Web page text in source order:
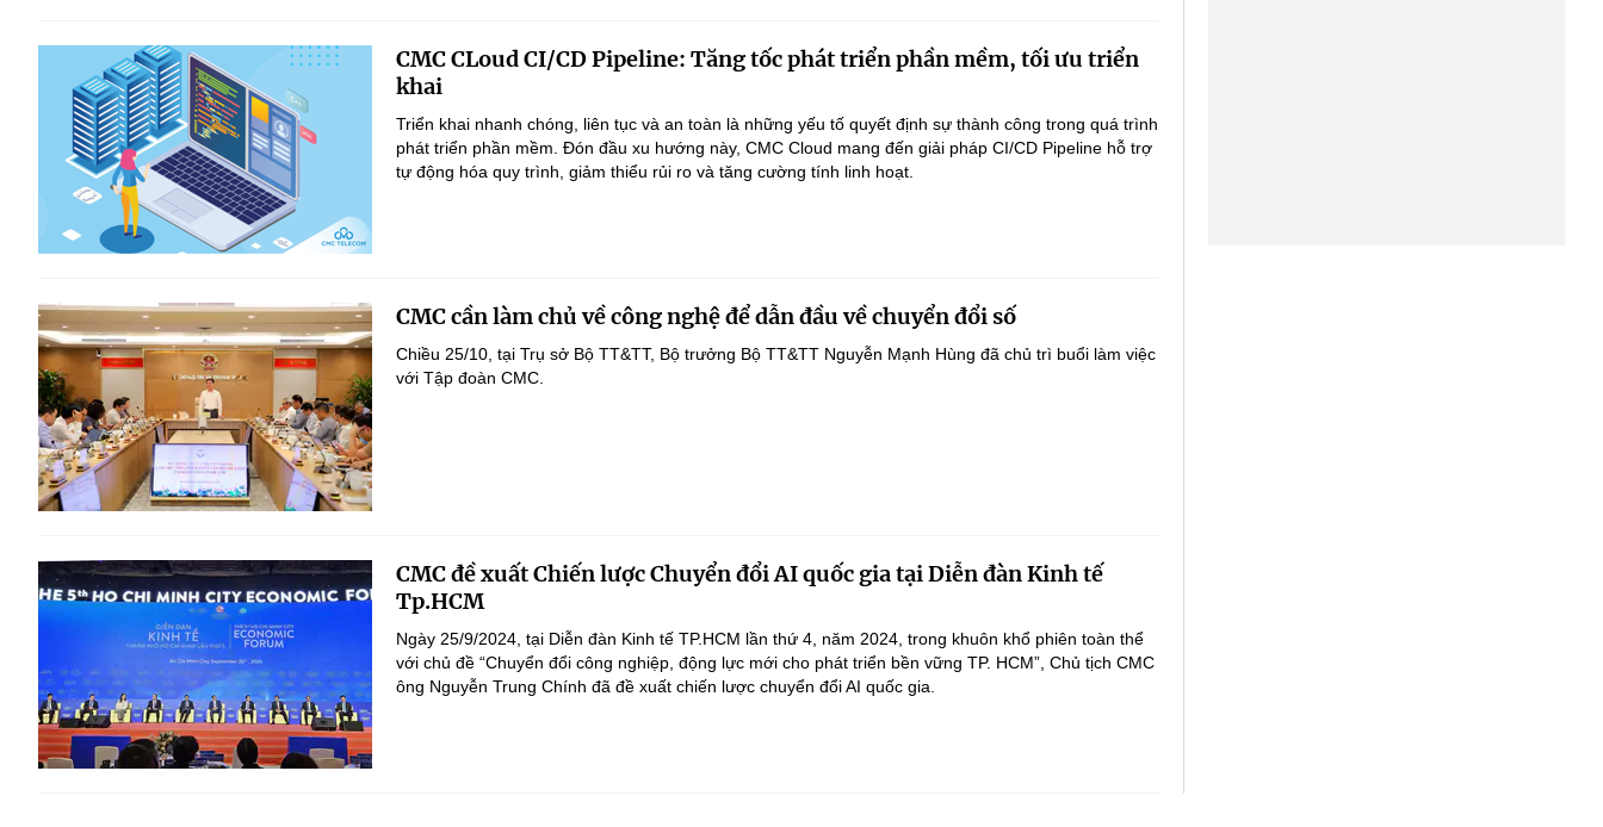
CMC CLoud CI/CD Pipeline: Tăng tốc phát triển phần mềm, tối ưu triển
khai
Triển khai nhanh chóng, liên tục và an toàn là những yếu tố quyết định sự thành công trong quá trình
phát triển phần mềm. Đón đầu xu hướng này, CMC Cloud mang đến giải pháp CI/CD Pipeline hỗ trợ
tự động hóa quy trình, giảm thiểu rủi ro và tăng cường tính linh hoạt.
CMC cần làm chủ về công nghệ để dẫn đầu về chuyển đổi số
Chiều 25/10, tại Trụ sở Bộ TT&TT, Bộ trưởng Bộ TT&TT Nguyễn Mạnh Hùng đã chủ trì buổi làm việc
với Tập đoàn CMC.
CMC đề xuất Chiến lược Chuyển đổi AI quốc gia tại Diễn đàn Kinh tế
Tp.HCM
Ngày 25/9/2024, tại Diễn đàn Kinh tế TP.HCM lần thứ 4, năm 2024, trong khuôn khổ phiên toàn thể
với chủ đề “Chuyển đổi công nghiệp, động lực mới cho phát triển bền vững TP. HCM”, Chủ tịch CMC
ông Nguyễn Trung Chính đã đề xuất chiến lược chuyển đổi AI quốc gia.